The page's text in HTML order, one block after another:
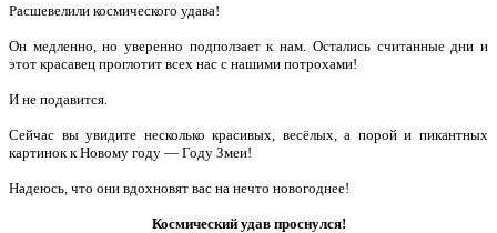
Расшевелили космического удава!
Он медленно, но уверенно подползает к нам. Остались считанные дни и
этот красавец проглотит всех нас с нашими потрохами!
И не подавится.
Сейчас вы увидите несколько красивых, весёлых, а порой и пикантных
картинок к Новому году — Году Змеи!
Надеюсь, что они вдохновят вас на нечто новогоднее!
Космический удав проснулся!